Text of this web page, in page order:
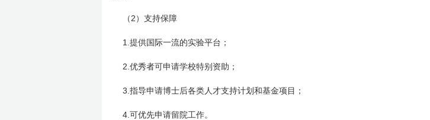
（ 2 ）支持保障
1. 提供国际一流的实验平台；
2. 优秀者可申请学校特别资助；
3. 指导申请博士后各类人才支持计划和基金项目；
4. 可优先申请留院工作。